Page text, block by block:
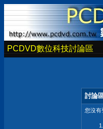
PCDVD數位科技討論區
討論
您沒有